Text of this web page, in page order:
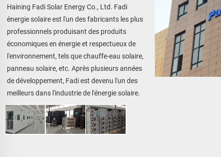
Haining Fadi Solar Energy Co., Ltd. Fadi
énergie solaire est l'un des fabricants les plus
professionnels produisant des produits
économiques en énergie et respectueux de
l'environnement, tels que chauffe-eau solaire,
panneau solaire, etc. Après plusieurs années
de développement, Fadi est devenu l'un des
meilleurs dans l'industrie de l'énergie solaire.